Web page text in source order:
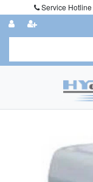
Service Hotline